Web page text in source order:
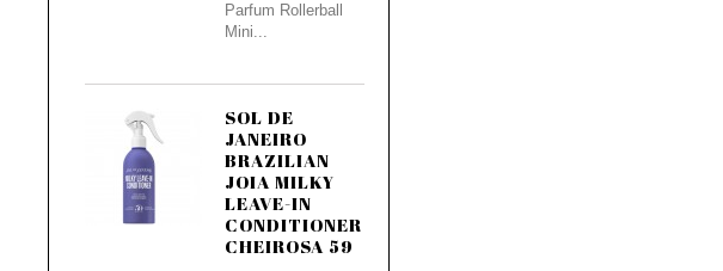
Parfum Rollerball
Mini...
SOL DE
JANEIRO
BRAZILIAN
JOIA MILKY
LEAVE-IN
CONDITIONER
CHEIROSA 59